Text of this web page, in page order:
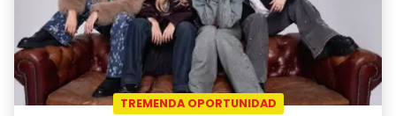
TREMENDA OPORTUNIDAD